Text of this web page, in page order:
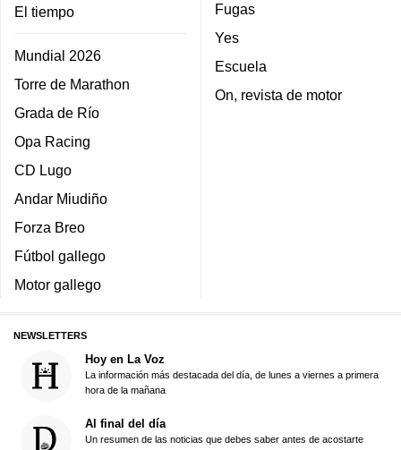
El tiempo
Mundial 2026
Torre de Marathon
Grada de Río
Opa Racing
CD Lugo
Andar Miudiño
Forza Breo
Fútbol gallego
Motor gallego
Fugas
Yes
Escuela
On, revista de motor
NEWSLETTERS
Hoy en La Voz
La información más destacada del día, de lunes a viernes a primera
hora de la mañana
Al final del día
Un resumen de las noticias que debes saber antes de acostarte